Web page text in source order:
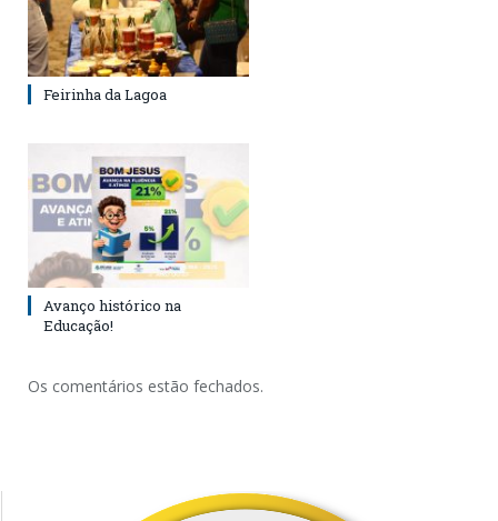
Feirinha da Lagoa
Avanço histórico na
Educação!
Os comentários estão fechados.